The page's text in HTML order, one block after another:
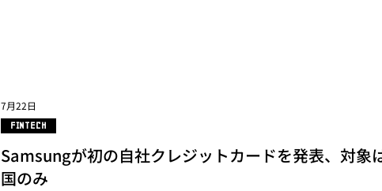
Samsungが初の自社クレジットカードを発表、対象
国のみ
FINTECH
7月22日